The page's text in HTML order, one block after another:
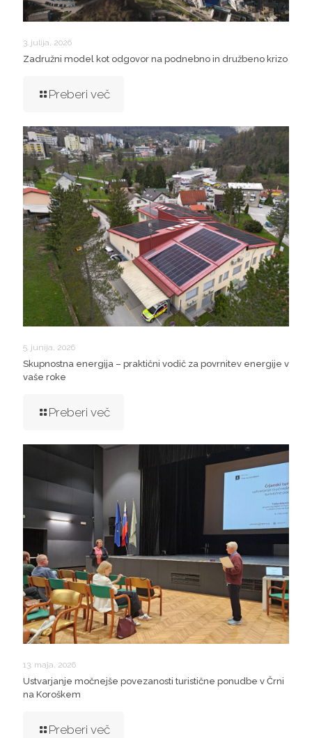
3. julija, 2026
Zadružni model kot odgovor na podnebno in družbeno krizo
Preberi več
5. junija, 2026
Skupnostna energija – praktični vodič za povrnitev energije v
vaše roke
Preberi več
13. maja, 2026
Ustvarjanje močnejše povezanosti turistične ponudbe v Črni
na Koroškem
Preberi več